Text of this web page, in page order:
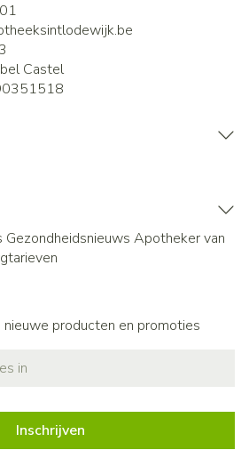
Castel
Gezondheidsnieuws Apotheker van
producten en promoties
Inschrijven